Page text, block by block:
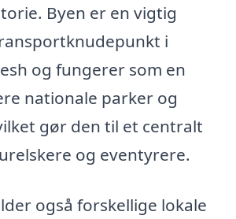
Byen er en vigtig
i
og fungerer som en
nationale parker og
gør den til et centralt
og eventyrere.
også forskellige lokale